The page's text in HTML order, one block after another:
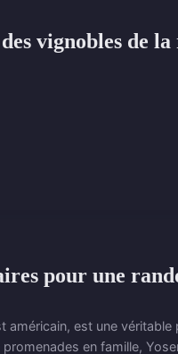
vignobles de
pour une
est une véritable
en famille,